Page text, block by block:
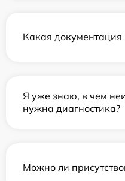
Какая документация
Я уже знаю, в чем
нужна диагностика?
Можно ли